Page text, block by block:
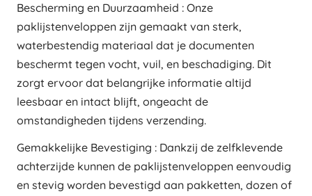
Bescherming en Duurzaamheid : Onze
paklijstenveloppen zijn gemaakt van sterk,
waterbestendig materiaal dat je documenten
beschermt tegen vocht, vuil, en beschadiging. Dit
zorgt ervoor dat belangrijke informatie altijd
leesbaar en intact blijft, ongeacht de
omstandigheden tijdens verzending.
Gemakkelijke Bevestiging : Dankzij de zelfklevende
achterzijde kunnen de paklijstenveloppen eenvoudig
en stevig worden bevestigd aan pakketten, dozen of